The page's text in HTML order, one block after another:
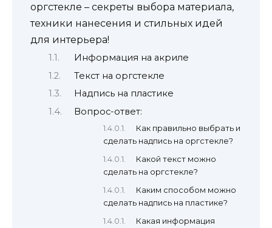
оргстекле – секреты выбора материала,
техники нанесения и стильных идей
для интерьера!
Информация на акриле
Текст на оргстекле
Надпись на пластике
Вопрос-ответ:
Как правильно выбрать и
сделать надпись на оргстекле?
Какой текст можно
сделать на оргстекле?
Каким способом можно
сделать надпись на пластике?
Какая информация